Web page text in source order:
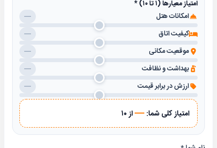
صندوق امانات و اتاق چمدان
سرویس‌های تفریحی و سلامت:
استخر، سونا و جکوزی (با هزینه)
موقعیت مکانی
پیاده‌روی و ۱۰ دقیقه رانندگی به حرم مطهر رضوی دسترسی
پیدا کنند. همچنین، ایستگاه مترو در نزدیکی هتل قرار دارد.
امتیاز معیارها (۱ تا ۱۰)
*
امکانات هتل
—
کیفیت اتاق
—
موقعیت مکانی
—
بهداشت و نظافت
—
ارزش در برابر قیمت
—
امتیاز کلی شما: —از ۱۰